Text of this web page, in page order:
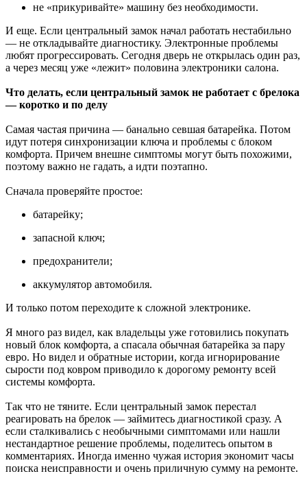
не «прикуривайте» машину без необходимости.
И еще. Если центральный замок начал работать нестабильно
— не откладывайте диагностику. Электронные проблемы
любят прогрессировать. Сегодня дверь не открылась один раз,
а через месяц уже «лежит» половина электроники салона.
Что делать, если центральный замок не работает с брелока
— коротко и по делу
Самая частая причина — банально севшая батарейка. Потом
идут потеря синхронизации ключа и проблемы с блоком
комфорта. Причем внешне симптомы могут быть похожими,
поэтому важно не гадать, а идти поэтапно.
Сначала проверяйте простое:
батарейку;
запасной ключ;
предохранители;
аккумулятор автомобиля.
И только потом переходите к сложной электронике.
Я много раз видел, как владельцы уже готовились покупать
новый блок комфорта, а спасала обычная батарейка за пару
евро. Но видел и обратные истории, когда игнорирование
сырости под ковром приводило к дорогому ремонту всей
системы комфорта.
Так что не тяните. Если центральный замок перестал
реагировать на брелок — займитесь диагностикой сразу. А
если сталкивались с необычными симптомами или нашли
нестандартное решение проблемы, поделитесь опытом в
комментариях. Иногда именно чужая история экономит часы
поиска неисправности и очень приличную сумму на ремонте.